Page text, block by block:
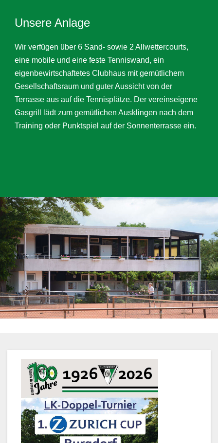
Unsere Anlage
Wir verfügen über 6 Sand- sowie 2 Allwettercourts,
eine mobile und eine feste Tenniswand, ein
eigenbewirtschaftetes Clubhaus mit gemütlichem
Gesellschaftsraum und guter Aussicht von der
Terrasse aus auf die Tennisplätze. Der vereinseigene
Gasgrill lädt zum gemütlichen Ausklingen nach dem
Training oder Punktspiel auf der Sonnenterrasse ein.